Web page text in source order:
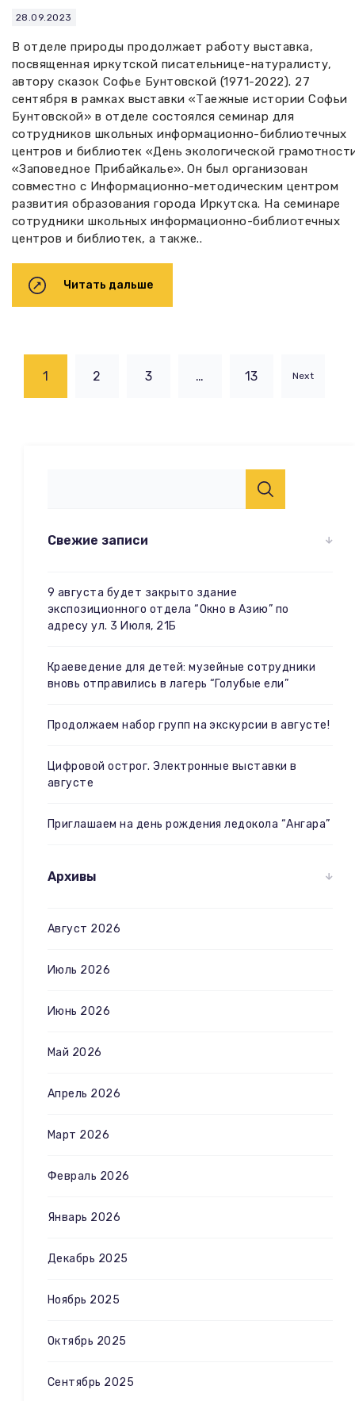
28.09.2023
В отделе природы продолжает работу выставка,
посвященная иркутской писательнице-натуралисту,
автору сказок Софье Бунтовской (1971-2022). 27
сентября в рамках выставки «Таежные истории Софьи
Бунтовской» в отделе состоялся семинар для
сотрудников школьных информационно-библиотечных
центров и библиотек «День экологической
«Заповедное Прибайкалье». Он был организован
совместно с Информационно-методическим центром
развития образования города Иркутска. На семинаре
сотрудники школьных информационно-библиотечных
центров и библиотек, а также..
Читать дальше
1 2 3 … 13 Next
Свежие записи
9 августа будет закрыто здание
экспозиционного отдела “Окно в Азию” по
адресу ул. 3 Июля, 21Б
Краеведение для детей: музейные сотрудники
вновь отправились в лагерь “Голубые ели”
Продолжаем набор групп на экскурсии в августе!
Цифровой острог. Электронные выставки в
августе
Приглашаем на день рождения ледокола “Ангара”
Архивы
Август 2026
Июль 2026
Июнь 2026
Май 2026
Апрель 2026
Март 2026
Февраль 2026
Январь 2026
Декабрь 2025
Ноябрь 2025
Октябрь 2025
Сентябрь 2025